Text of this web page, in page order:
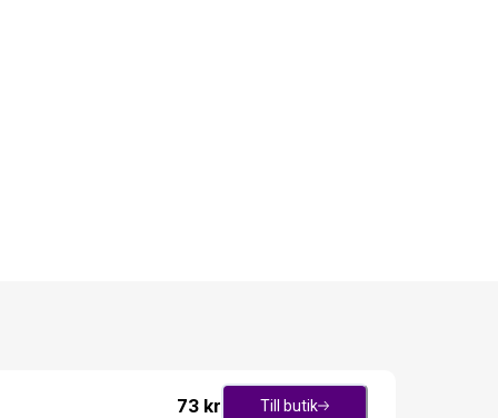
73 kr Till butik